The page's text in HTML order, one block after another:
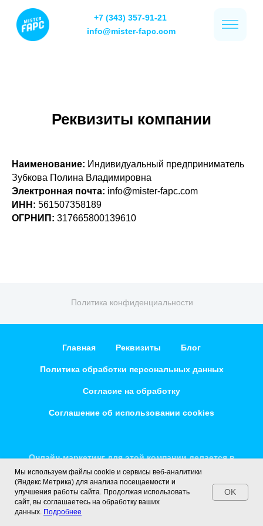
info@mister-fapc.com
Реквизиты компании
Наименование: Индивидуальный предприниматель
Зубкова Полина Владимировна
Электронная почта: info@mister-fapc.com
ИНН: 561507358189
ОГРНИП: 317665800139610
Политика конфиденциальности
Главная Реквизиты Блог
Политика обработки персональных данных
Согласие на обработку
Соглашение об использовании cookies
Онлайн-маркетинг для этой компании делается в
Мы используем файлы cookie и сервисы веб-аналитики
(Яндекс.Метрика) для анализа посещаемости и
улучшения работы сайта. Продолжая использовать
сайт, вы соглашаетесь на обработку ваших
данных. Подробнее
OK